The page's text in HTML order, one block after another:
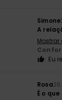
Simone
A
Eu
Rosa
É o